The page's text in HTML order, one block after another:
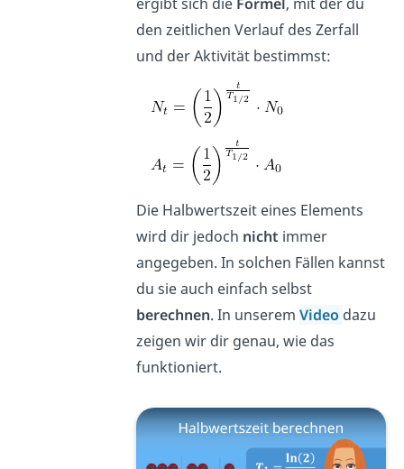
den zeitlichen Verlauf des Zerfall
und der Aktivität bestimmst:
Die Halbwertszeit eines Elements
wird dir jedoch nicht immer
angegeben. In solchen Fällen kannst
du sie auch einfach selbst
berechnen. In unserem Video dazu
zeigen wir dir genau, wie das
funktioniert.